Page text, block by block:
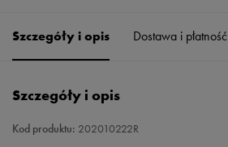
23 Powiadom o dostępności
Szczegóły i opis Dostawa i płatność
Szczegóły i opis
Kod produktu: 202010222R